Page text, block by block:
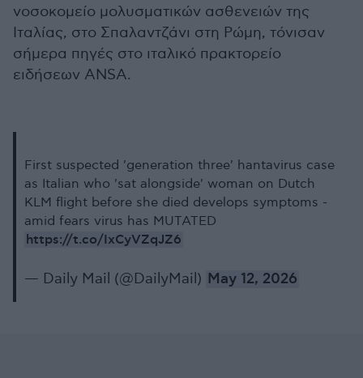
νοσοκομείο μολυσματικών ασθενειών της
Ιταλίας, στο Σπαλαντζάνι στη Ρώμη, τόνισαν
σήμερα πηγές στο ιταλικό πρακτορείο
ειδήσεων ANSA.
First suspected 'generation three' hantavirus case
as Italian who 'sat alongside' woman on Dutch
KLM flight before she died develops symptoms -
amid fears virus has MUTATED
https://t.co/IxCyVZqJZ6
— Daily Mail (@DailyMail) May 12, 2026